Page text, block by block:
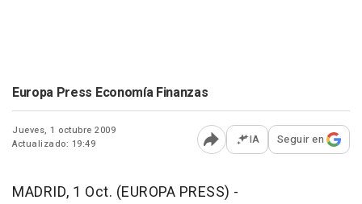
Europa Press Economía Finanzas
Jueves, 1 octubre 2009
Actualizado: 19:49
Abrir opciones para
IA Seguir en
MADRID, 1 Oct. (EUROPA PRESS) -